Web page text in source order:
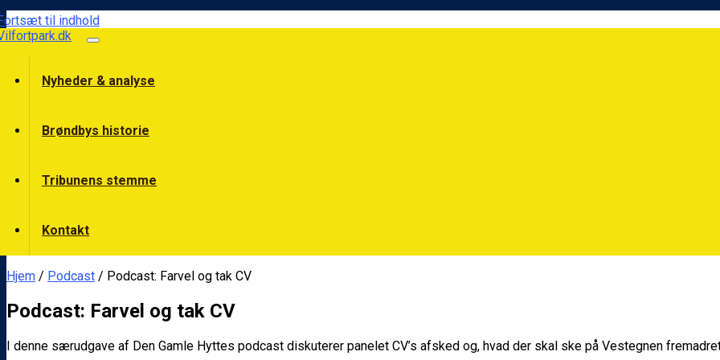
til indhold
Nyheder & analyse
Brøndbys historie
Tribunens stemme
Kontakt
Hjem / Podcast / Podcast: Farvel og tak CV
Podcast: Farvel og tak CV
I denne særudgave af Den Gamle Hyttes podcast diskuterer panelet CV’s afsked og, hvad der skal ske på Vestegnen